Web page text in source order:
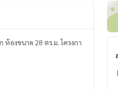
องขนาด 28 ตร.ม. โครงกา